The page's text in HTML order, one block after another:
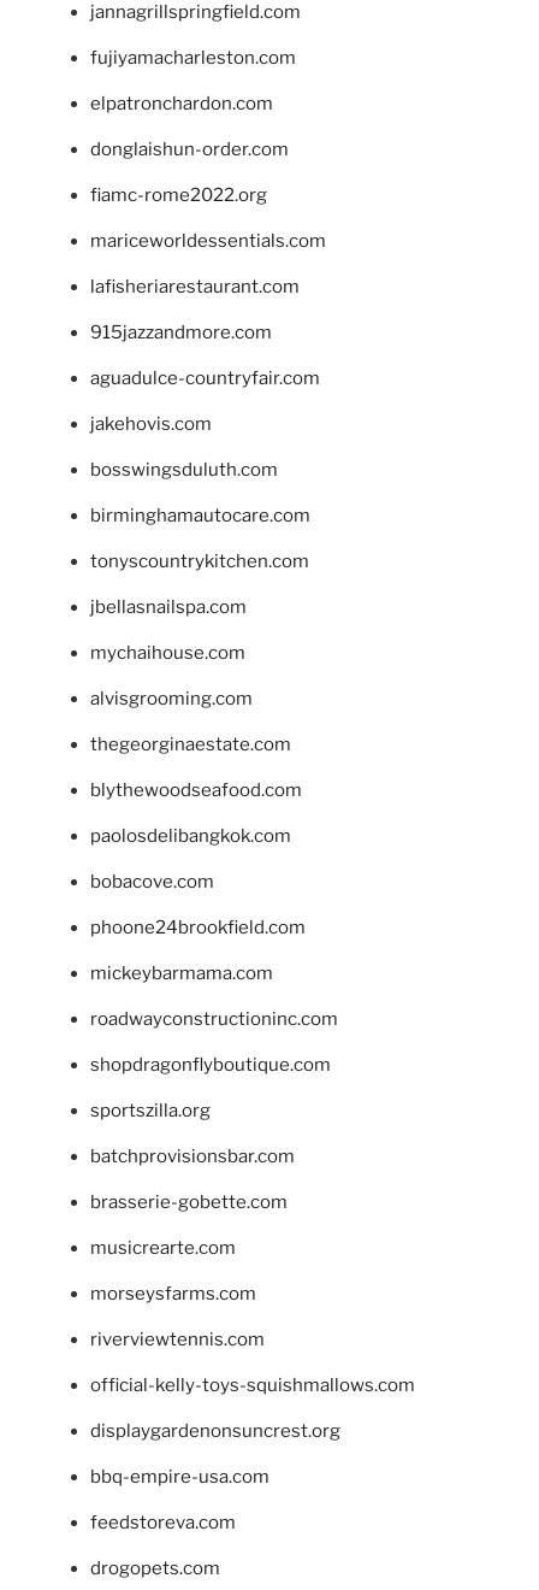
jannagrillspringfield.com
fujiyamacharleston.com
elpatronchardon.com
donglaishun-order.com
fiamc-rome2022.org
mariceworldessentials.com
lafisheriarestaurant.com
915jazzandmore.com
aguadulce-countryfair.com
jakehovis.com
bosswingsduluth.com
birminghamautocare.com
tonyscountrykitchen.com
jbellasnailspa.com
mychaihouse.com
alvisgrooming.com
thegeorginaestate.com
blythewoodseafood.com
paolosdelibangkok.com
bobacove.com
phoone24brookfield.com
mickeybarmama.com
roadwayconstructioninc.com
shopdragonflyboutique.com
sportszilla.org
batchprovisionsbar.com
brasserie-gobette.com
musicrearte.com
morseysfarms.com
riverviewtennis.com
official-kelly-toys-squishmallows.com
displaygardenonsuncrest.org
bbq-empire-usa.com
feedstoreva.com
drogopets.com